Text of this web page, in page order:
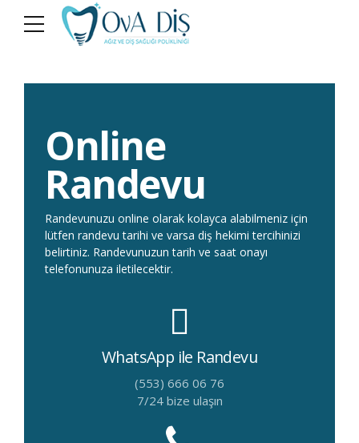
Online
Randevu
Randevunuzu online olarak kolayca alabilmeniz için
lütfen randevu tarihi ve varsa diş hekimi tercihinizi
belirtiniz. Randevunuzun tarih ve saat onayı
telefonunuza iletilecektir.
WhatsApp ile Randevu
(553) 666 06 76
7/24 bize ulaşın